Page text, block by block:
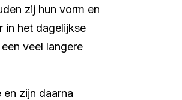
zij hun vorm en
in het dagelijkse
veel langere
zijn daarna